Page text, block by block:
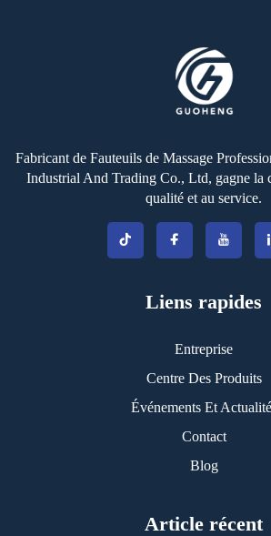
Fabricant de Fauteuils de Massage
Industrial And Trading Co., Ltd, gagne la
qualité et au service.
Liens rapides
Entreprise
Centre Des Produits
Événements Et
Contact
Blog
Article récent